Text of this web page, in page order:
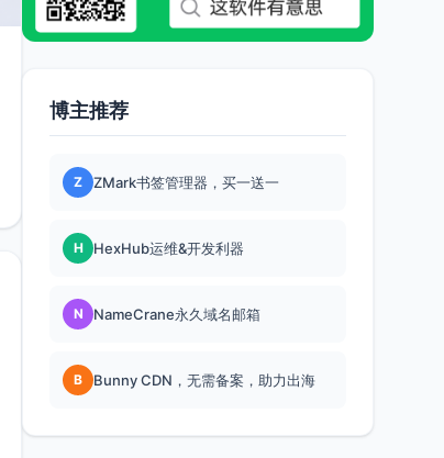
博主推荐
Z ZMark书签管理器，买一送一
H HexHub运维&开发利器
N NameCrane永久域名邮箱
B Bunny CDN，无需备案，助力出海